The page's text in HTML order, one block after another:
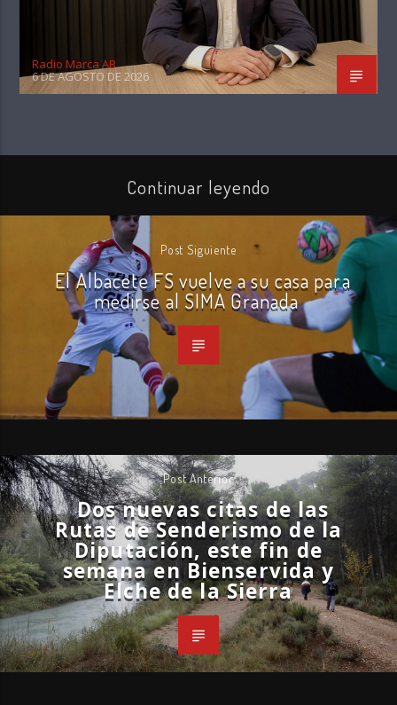
Radio Marca AB
6 DE AGOSTO DE 2026
Continuar leyendo
Post Siguiente
El Albacete FS vuelve a su casa para
medirse al SIMA Granada
Post Anterior
Dos nuevas citas de las
Rutas de Senderismo de la
Diputación, este fin de
semana en Bienservida y
Elche de la Sierra